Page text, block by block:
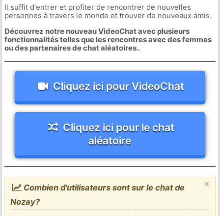
Il suffit d'entrer et profiter de rencontrer de nouvelles
personnes à travers le monde et trouver de nouveaux amis.
Découvrez notre nouveau VideoChat avec plusieurs
fonctionnalités telles que les rencontres avec des femmes
ou des partenaires de chat aléatoires..
Cliquez ici pour VideoChat
Cliquez ici pour le chat
aléatoire
×
Combien d'utilisateurs sont sur le chat de
Nozay?